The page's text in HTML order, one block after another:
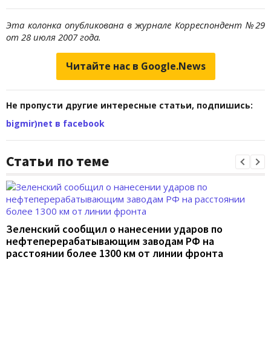
Эта колонка опубликована в журнале Корреспондент №29
от 28 июля 2007 года.
Читайте нас в Google.News
Не пропусти другие интересные статьи, подпишись:
bigmir)net в facebook
Статьи по теме
Зеленский сообщил о нанесении ударов по
нефтеперерабатывающим заводам РФ на
расстоянии более 1300 км от линии фронта